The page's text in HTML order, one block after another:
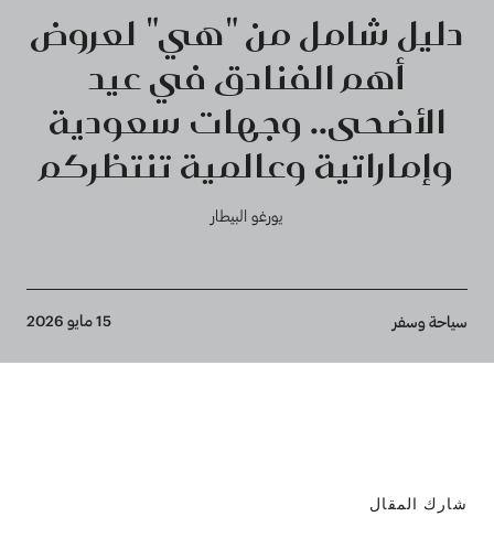
دليل شامل من "هي" لعروض
أهم الفنادق في عيد
الأضحى.. وجهات سعودية
وإماراتية وعالمية تنتظركم
يورغو البيطار
Breadcrumb
سياحة وسفر 15 مايو 2026
شارك المقال